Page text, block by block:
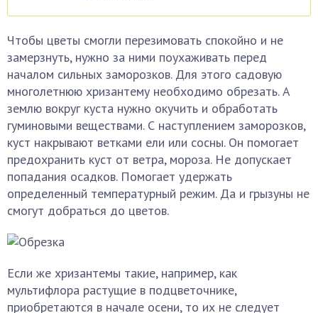
Чтобы цветы смогли перезимовать спокойно и не
замерзнуть, нужно за ними поухаживать перед
началом сильных заморозков. Для этого садовую
многолетнюю хризантему необходимо обрезать. А
землю вокруг куста нужно окучить и обработать
гуминовыми веществами. С наступлением заморозков,
куст накрывают ветками ели или сосны. Он помогает
предохранить куст от ветра, мороза. Не допускает
попадания осадков. Помогает удержать
определенный температурный режим. Да и грызуны не
смогут добраться до цветов.
Если же хризантемы такие, например, как
мультифлора растущие в подцветочнике,
приобретаются в начале осени, то их не следует